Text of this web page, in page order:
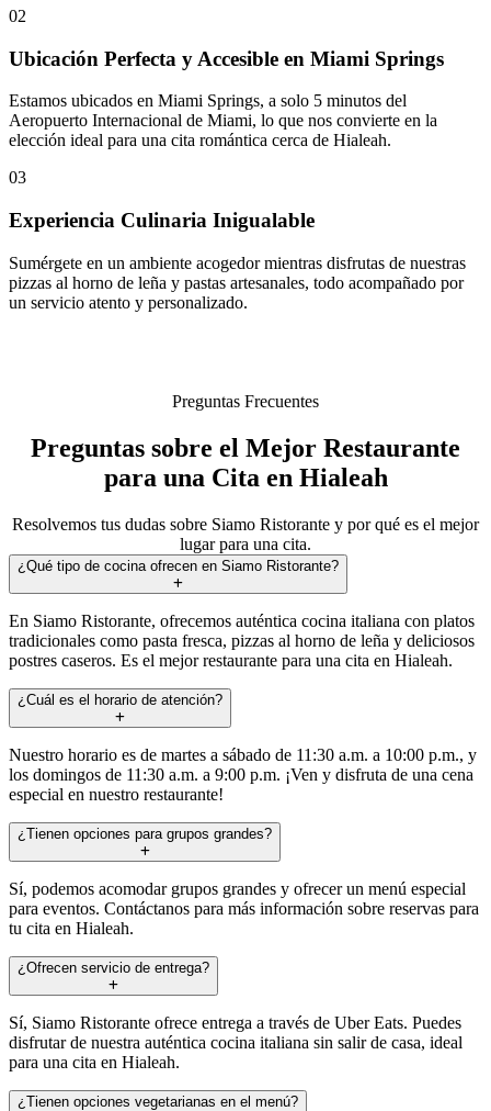
02
Ubicación Perfecta y Accesible en Miami Springs
Estamos ubicados en Miami Springs, a solo 5 minutos del
Aeropuerto Internacional de Miami, lo que nos convierte en la
elección ideal para una cita romántica cerca de Hialeah.
03
Experiencia Culinaria Inigualable
Sumérgete en un ambiente acogedor mientras disfrutas de nuestras
pizzas al horno de leña y pastas artesanales, todo acompañado por
un servicio atento y personalizado.
Preguntas Frecuentes
Preguntas sobre el Mejor Restaurante
para una Cita en Hialeah
Resolvemos tus dudas sobre Siamo Ristorante y por qué es el mejor
lugar para una cita.
¿Qué tipo de cocina ofrecen en Siamo Ristorante?
En Siamo Ristorante, ofrecemos auténtica cocina italiana con platos
tradicionales como pasta fresca, pizzas al horno de leña y deliciosos
postres caseros. Es el mejor restaurante para una cita en Hialeah.
¿Cuál es el horario de atención?
Nuestro horario es de martes a sábado de 11:30 a.m. a 10:00 p.m., y
los domingos de 11:30 a.m. a 9:00 p.m. ¡Ven y disfruta de una cena
especial en nuestro restaurante!
¿Tienen opciones para grupos grandes?
Sí, podemos acomodar grupos grandes y ofrecer un menú especial
para eventos. Contáctanos para más información sobre reservas para
tu cita en Hialeah.
¿Ofrecen servicio de entrega?
Sí, Siamo Ristorante ofrece entrega a través de Uber Eats. Puedes
disfrutar de nuestra auténtica cocina italiana sin salir de casa, ideal
para una cita en Hialeah.
¿Tienen opciones vegetarianas en el menú?